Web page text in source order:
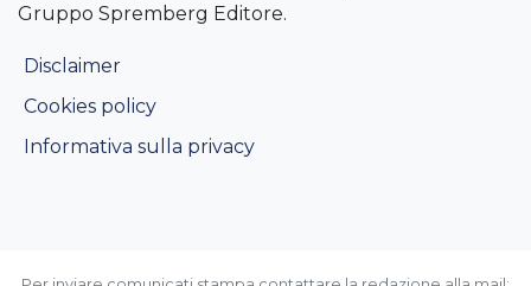
Gruppo Spremberg Editore.
Disclaimer
Cookies policy
Informativa sulla privacy